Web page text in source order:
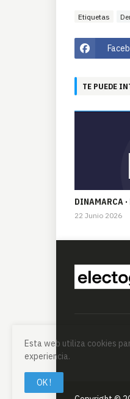
Etiquetas
TE PUEDE
DINAMARCA
22 Junio 2026
Esta web utiliza cookies
experiencia.
OK !